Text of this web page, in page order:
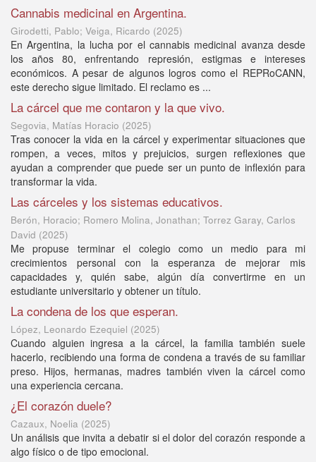
Cannabis medicinal en Argentina.
Girodetti, Pablo; Veiga, Ricardo (2025)
En Argentina, la lucha por el cannabis medicinal avanza desde
los años 80, enfrentando represión, estigmas e intereses
económicos. A pesar de algunos logros como el REPRoCANN,
este derecho sigue limitado. El reclamo es ...
La cárcel que me contaron y la que vivo.
Segovia, Matías Horacio (2025)
Tras conocer la vida en la cárcel y experimentar situaciones que
rompen, a veces, mitos y prejuicios, surgen reflexiones que
ayudan a comprender que puede ser un punto de inflexión para
transformar la vida.
Las cárceles y los sistemas educativos.
Berón, Horacio; Romero Molina, Jonathan; Torrez Garay, Carlos
David (2025)
Me propuse terminar el colegio como un medio para mi
crecimientos personal con la esperanza de mejorar mis
capacidades y, quién sabe, algún día convertirme en un
estudiante universitario y obtener un título.
La condena de los que esperan.
López, Leonardo Ezequiel (2025)
Cuando alguien ingresa a la cárcel, la familia también suele
hacerlo, recibiendo una forma de condena a través de su familiar
preso. Hijos, hermanas, madres también viven la cárcel como
una experiencia cercana.
¿El corazón duele?
Cazaux, Noelia (2025)
Un análisis que invita a debatir si el dolor del corazón responde a
algo físico o de tipo emocional.